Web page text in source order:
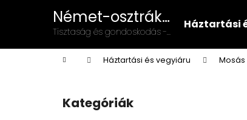
Német-osztrák
vegyiáru és
illatszer
Tisztaság és gondoskodás -
német-osztrák minőség a
mindennapokban!
Háztartási
KezdőlapHáztartási és vegyiáru Mosás
Kategóriák
átugrása
Kategóriák
á
Vissza
a boltba
Vissza
a boltba